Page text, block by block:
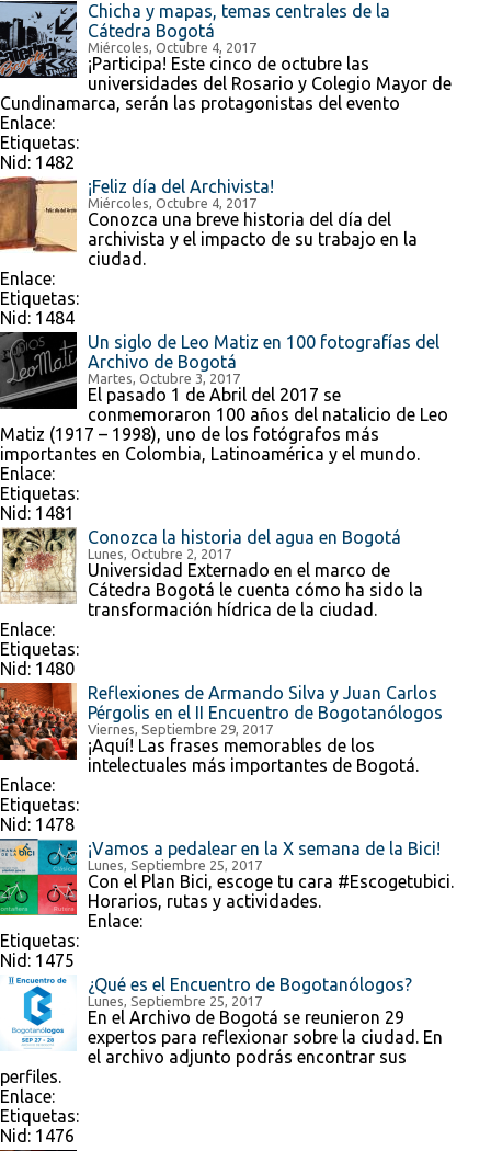
Chicha y mapas, temas centrales de la
Cátedra Bogotá
Miércoles, Octubre 4, 2017
¡Participa! Este cinco de octubre las
universidades del Rosario y Colegio Mayor de
Cundinamarca, serán las protagonistas del evento
Enlace:
Etiquetas:
Nid: 1482
¡Feliz día del Archivista!
Miércoles, Octubre 4, 2017
Conozca una breve historia del día del
archivista y el impacto de su trabajo en la
ciudad.
Enlace:
Etiquetas:
Nid: 1484
Un siglo de Leo Matiz en 100 fotografías del
Archivo de Bogotá
Martes, Octubre 3, 2017
El pasado 1 de Abril del 2017 se
conmemoraron 100 años del natalicio de Leo
Matiz (1917 – 1998), uno de los fotógrafos más
importantes en Colombia, Latinoamérica y el mundo.
Enlace:
Etiquetas:
Nid: 1481
Conozca la historia del agua en Bogotá
Lunes, Octubre 2, 2017
Universidad Externado en el marco de
Cátedra Bogotá le cuenta cómo ha sido la
transformación hídrica de la ciudad.
Enlace:
Etiquetas:
Nid: 1480
Reflexiones de Armando Silva y Juan Carlos
Pérgolis en el II Encuentro de Bogotanólogos
Viernes, Septiembre 29, 2017
¡Aquí! Las frases memorables de los
intelectuales más importantes de Bogotá.
Enlace:
Etiquetas:
Nid: 1478
¡Vamos a pedalear en la X semana de la Bici!
Lunes, Septiembre 25, 2017
Con el Plan Bici, escoge tu cara #Escogetubici.
Horarios, rutas y actividades.
Enlace:
Etiquetas:
Nid: 1475
¿Qué es el Encuentro de Bogotanólogos?
Lunes, Septiembre 25, 2017
En el Archivo de Bogotá se reunieron 29
expertos para reflexionar sobre la ciudad. En
el archivo adjunto podrás encontrar sus
perfiles.
Enlace:
Etiquetas:
Nid: 1476